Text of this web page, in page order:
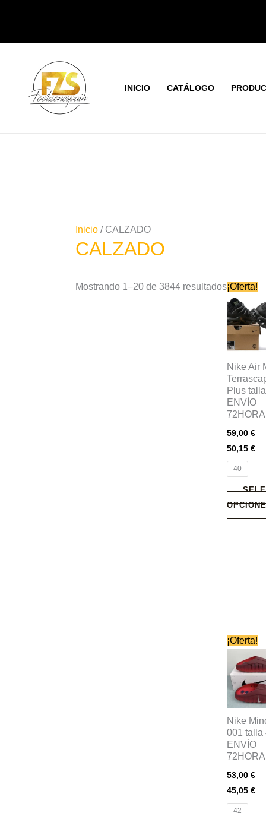
INICIO CATÁLOGO
Inicio/ CALZADO
CALZADO
Mostrando 1–20 de 3844 resultados¡Oferta!
Nike Air
Plus
ENVÍO
59,00€
50,15 €
40
Este
producto
tiene
múltiples
Las
opciones
se
pueden
página
producto
¡Oferta!
Nike
001 talla
ENVÍO
53,00€
45,05 €
42
Este
producto
tiene
múltiples
Las
opciones
se
elegir
en
la